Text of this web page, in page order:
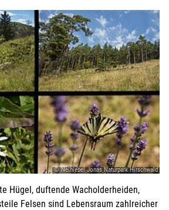
© Nelhiebel Jonas Naturpark Hirschwald
Hügel, duftende Wacholderheiden,
Felsen sind Lebensraum zahlreicher